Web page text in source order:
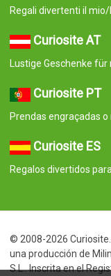
Regali divertenti il
Curiosite AT
Lustige Geschenke für
Curiosite PT
Prendas engraçadas o
Curiosite ES
Regalos divertidos
© 2008-2026
una producción de
S.L.. Inscrita en el